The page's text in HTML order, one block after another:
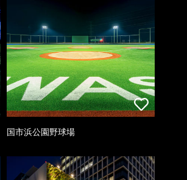
国市浜公園野球場